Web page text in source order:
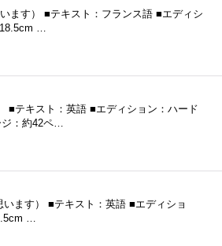
ます） ■テキスト：フランス語 ■エディシ
…
■テキスト：英語 ■エディション：ハード
ジ：約42ペ…
ます） ■テキスト：英語 ■エディショ
…